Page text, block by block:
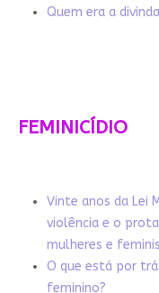
Quem era a
FEMINICÍDIO
Vinte anos da Lei
violência e o
mulheres e
O que está por
feminino?